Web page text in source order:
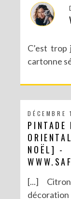
DIY SAINT
C’est
cartonne
PINTADE
NOËL] -
[...]